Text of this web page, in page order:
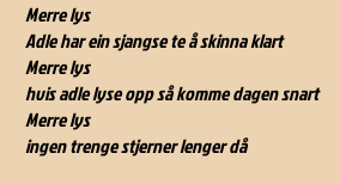
Merre lys
Adle har ein sjangse te å skinna klart
Merre lys
hvis adle lyse opp så komme dagen snart
Merre lys
ingen trenge stjerner lenger då